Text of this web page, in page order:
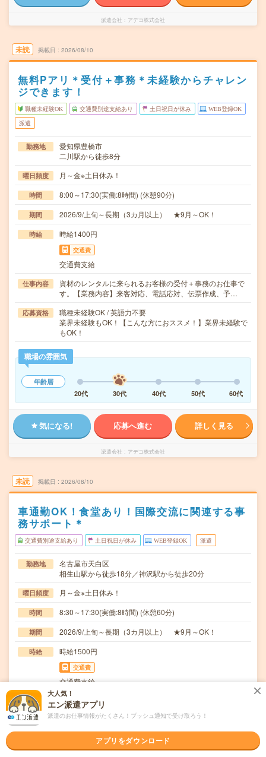
派遣会社 アデコ株式会社
未読 掲載日 2026/08/10
無料Pアリ＊受付＋事務＊未経験からチャレン
ジできます！
職種未経験OK 交通費別途支給あり 土日祝日が休み WEB登録OK
派遣
勤務地
愛知県豊橋市
二川駅から徒歩8分
曜日頻度 月～金※土日休み！
時間 8:00～17:30(実働:8時間) (休憩90分)
期間 2026/9/上旬～長期（3カ月以上） ★9月～OK！
時給 時給1400円
交通費
交通費支給
仕事内容
資材のレンタルに来られるお客様の受付＋事務のお仕事で
す。【業務内容】来客対応、電話応対、伝票作成、予…
応募資格
職種未経験OK / 英語力不要
業界未経験もOK！【こんな方におススメ！】業界未経験で
もOK！
職場の雰囲気
年齢層
20代
30代 40代 50代 60代
気になる! 応募へ進む 詳しく見る
派遣会社 アデコ株式会社
未読 掲載日 2026/08/10
車通勤OK！食堂あり！国際交流に関連する事
務サポート＊
交通費別途支給あり 土日祝日が休み WEB登録OK 派遣
勤務地
名古屋市天白区
相生山駅から徒歩18分／神沢駅から徒歩20分
曜日頻度 月～金※土日休み！
時間 8:30～17:30(実働:8時間) (休憩60分)
期間 2026/9/上旬～長期（3カ月以上） ★9月～OK！
時給 時給1500円
交通費
交通費支給
仕事内容
【大学の国際化推進グループでの事務】国際交流施設や留
学生寮の運営サポート、国際交流イベントの運営補助…
応募資格
事務経験ある方、海外からの来学者や留学生とのコミュニ
ケーションが苦手でない方 業界未経験OK！ OA…
大人気！
エン派遣アプリ
派遣のお仕事情報がたくさん！プッシュ通知で受け取ろう！
アプリをダウンロード